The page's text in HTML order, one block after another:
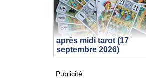
après midi tarot (17
septembre 2026)
Publicité